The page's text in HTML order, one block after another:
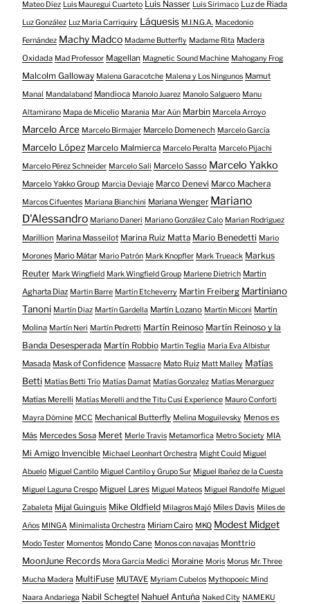
Mateo Díez Luis Mauregui Cuarteto Luis Nasser Luis Sirimaco Luz de Riada
Luz González Luz Maria Carriquiry Láquesis M.I.N.G.A. Macedonio
Fernández Machy Madco Madame Butterfly Madame Rita Madera
Oxidada Mad Professor Magellan Magnetic Sound Machine Mahogany Frog
Malcolm Galloway Malena Garacotche Malena y Los Ningunos Mamut
Manal Mandalaband Mandioca Manolo Juarez Manolo Salguero Manu
Altamirano Mapa de Micelio Marania Mar Aún Marbin Marcela Arroyo
Marcelo Arce Marcelo Birmajer Marcelo Domenech Marcelo García
Marcelo López Marcelo Malmierca Marcelo Peralta Marcelo Pijachi
Marcelo Pérez Schneider Marcelo Sali Marcelo Sasso Marcelo Yakko
Marcelo Yakko Group Marcia Deviaje Marco Denevi Marco Machera
Marcos Cifuentes Mariana Bianchini Mariana Wenger Mariano
D'Alessandro Mariano Daneri Mariano González Calo Marian Rodríguez
Marillion Marina Masseilot Marina Ruiz Matta Mario Benedetti Mario
Morones Mario Mátar Mario Patrón Mark Knopfler Mark Trueack Markus
Reuter Mark Wingfield Mark Wingfield Group Marlene Dietrich Martin
Agharta Diaz Martin Barre Martin Etcheverry Martin Freiberg Martiniano
Tanoni Martín Diaz Martín Gardella Martín Lozano Martín Miconi Martín
Molina Martín Neri Martín Pedretti Martín Reinoso Martín Reinoso y la
Banda Desesperada Martín Robbio Martín Teglia María Eva Albistur
Masada Mask of Confidence Massacre Mato Ruiz Matt Malley Matías
Betti Matías Betti Trío Matías Damat Matías Gonzalez Matías Menarguez
Matías Merelli Matías Merelli and the Titu Cusi Experience Mauro Conforti
Mayra Dómine MCC Mechanical Butterfly Melina Moguilevsky Menos es
Más Mercedes Sosa Meret Merle Travis Metamorfica Metro Society MIA
Mi Amigo Invencible Michael Leonhart Orchestra Might Could Miguel
Abuelo Miguel Cantilo Miguel Cantilo y Grupo Sur Miguel Ibañez de la Cuesta
Miguel Laguna Crespo Miguel Lares Miguel Mateos Miguel Randolfe Miguel
Zabaleta Mijal Guinguis Mike Oldfield Milagros Majó Miles Davis Miles de
Años MINGA Minimalista Orchestra Miriam Cairo MKQ Modest Midget
Modo Tester Momentos Mondo Cane Monos con navajas Monttrio
MoonJune Records Mora Garcia Medici Moraine Moris Morus Mr. Three
Mucha Madera MultiFuse MUTAVE Myriam Cubelos Mythopoeic Mind
Naara Andariega Nabil Schegtel Nahuel Antuña Naked City NAMEKU